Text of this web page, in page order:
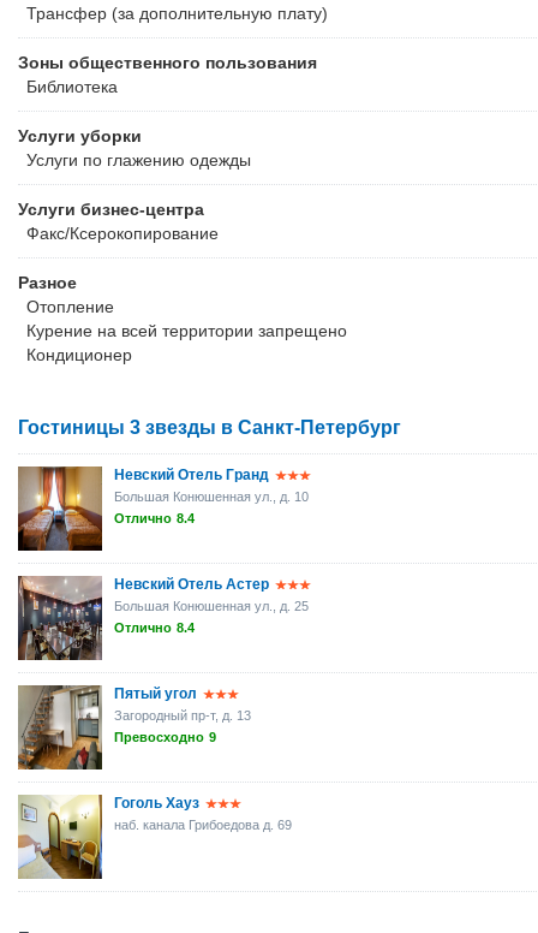
Трансфер (за дополнительную плату)
Зоны общественного пользования
Библиотека
Услуги уборки
Услуги по глажению одежды
Услуги бизнес-центра
Факс/Ксерокопирование
Разное
Отопление
Курение на всей территории запрещено
Кондиционер
Гостиницы 3 звезды в Санкт-Петербург
Невский Отель Гранд
Большая Конюшенная ул., д. 10
Отлично 8.4
Невский Отель Астер
Большая Конюшенная ул., д. 25
Отлично 8.4
Пятый угол
Загородный пр-т, д. 13
Превосходно 9
Гоголь Хауз
наб. канала Грибоедова д. 69